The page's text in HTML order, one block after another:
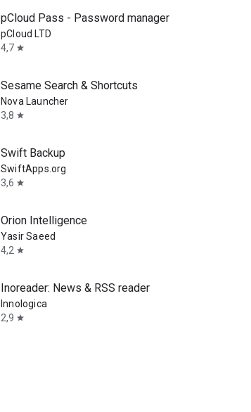
pCloud Pass - Password manager
pCloud LTD
4,7 star
Sesame Search & Shortcuts
Nova Launcher
3,8 star
Swift Backup
SwiftApps.org
3,6 star
Orion Intelligence
Yasir Saeed
4,2 star
Inoreader: News & RSS reader
Innologica
2,9 star